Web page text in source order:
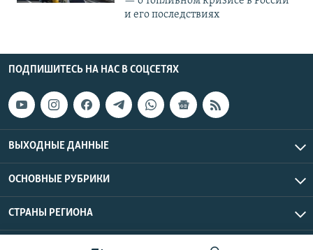
и его последствиях
ПОДПИШИТЕСЬ НА НАС В СОЦСЕТЯХ
ВЫХОДНЫЕ ДАННЫЕ
ОСНОВНЫЕ РУБРИКИ
СТРАНЫ РЕГИОНА